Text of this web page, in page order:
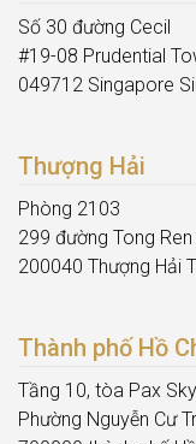
Số 30 đường Cecil
#19-08 Prudential
049712 Singapore
Thượng Hải
Phòng 2103
299 đường Tong
200040 Thượng Hải
Thành phố Hồ
Tầng 10, tòa Pax
Phường Nguyễn Cư